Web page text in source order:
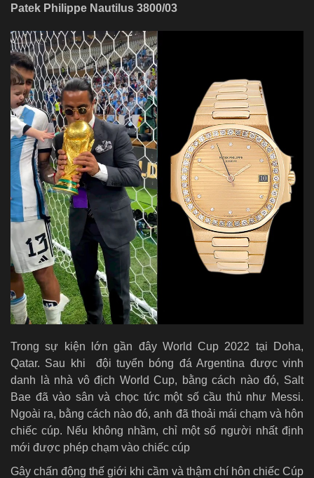
Patek Philippe Nautilus 3800/03
Trong sự kiện lớn gần đây World Cup 2022 tại Doha,
Qatar. Sau khi đội tuyển bóng đá Argentina được vinh
danh là nhà vô địch World Cup, bằng cách nào đó, Salt
Bae đã vào sân và chọc tức một số cầu thủ như Messi.
Ngoài ra, bằng cách nào đó, anh đã thoải mái chạm và hôn
chiếc cúp. Nếu không nhầm, chỉ một số người nhất định
mới được phép chạm vào chiếc cúp
Gây chấn động thế giới khi cầm và thậm chí hôn chiếc Cúp